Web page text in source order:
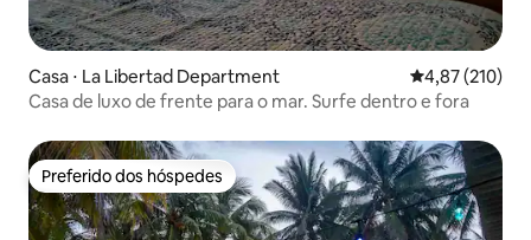
Casa ⋅ La Libertad Department 4,87 de uma
4,87 (210)
Casa de luxo de frente para o mar. Surfe dentro e fora
Preferido dos hóspedes
Preferido dos hóspedes